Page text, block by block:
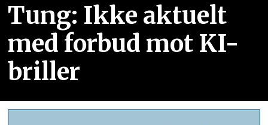
Tung: Ikke aktuelt
med forbud mot KI-
briller